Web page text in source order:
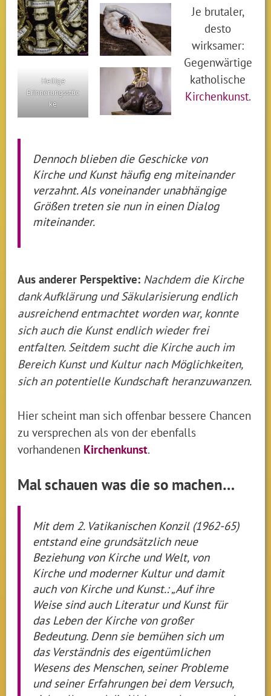
Heilige
Erinnerungsstüc
ke
Je brutaler,
desto
wirksamer:
Gegenwärtige
katholische
Kirchenkunst.
Dennoch blieben die Geschicke von
Kirche und Kunst häufig eng miteinander
verzahnt. Als voneinander unabhängige
Größen treten sie nun in einen Dialog
miteinander.
Aus anderer Perspektive: Nachdem die Kirche
dank Aufklärung und Säkularisierung endlich
ausreichend entmachtet worden war, konnte
sich auch die Kunst endlich wieder frei
entfalten. Seitdem sucht die Kirche auch im
Bereich Kunst und Kultur nach Möglichkeiten,
sich an potentielle Kundschaft heranzuwanzen.
Hier scheint man sich offenbar bessere Chancen
zu versprechen als von der ebenfalls
vorhandenen Kirchenkunst.
Mal schauen was die so machen…
Mit dem 2. Vatikanischen Konzil (1962-65)
entstand eine grundsätzlich neue
Beziehung von Kirche und Welt, von
Kirche und moderner Kultur und damit
auch von Kirche und Kunst.: „Auf ihre
Weise sind auch Literatur und Kunst für
das Leben der Kirche von großer
Bedeutung. Denn sie bemühen sich um
das Verständnis des eigentümlichen
Wesens des Menschen, seiner Probleme
und seiner Erfahrungen bei dem Versuch,